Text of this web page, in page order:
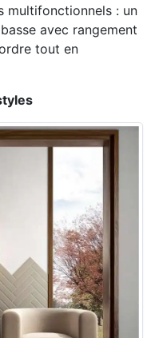
multifonctionnels : un
avec rangement
tout en